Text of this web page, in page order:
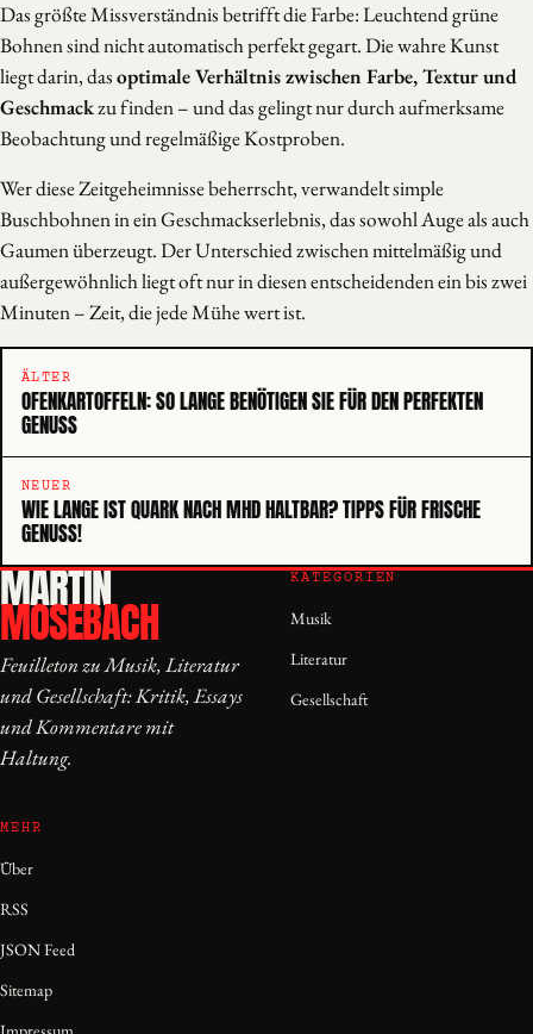
Das größte Missverständnis betrifft die Farbe: Leuchtend grüne
Bohnen sind nicht automatisch perfekt gegart. Die wahre Kunst
liegt darin, dasoptimale Verhältnis zwischen Farbe, Textur und
Geschmackzu finden – und das gelingt nur durch aufmerksame
Beobachtung und regelmäßige Kostproben.
Wer diese Zeitgeheimnisse beherrscht, verwandelt simple
Buschbohnen in ein Geschmackserlebnis, das sowohl Auge als auch
Gaumen überzeugt. Der Unterschied zwischen mittelmäßig und
außergewöhnlich liegt oft nur in diesen entscheidenden ein bis zwei
Minuten – Zeit, die jede Mühe wert ist.
ÄLTER
OFENKARTOFFELN: SO LANGE BENÖTIGEN SIE FÜR DEN PERFEKTEN
GENUSS
NEUER
WIE LANGE IST QUARK NACH MHD HALTBAR? TIPPS FÜR FRISCHE
GENUSS!
MARTIN
MOSEBACH
Feuilleton zu Musik, Literatur
und Gesellschaft: Kritik, Essays
und Kommentare mit
Haltung.
KATEGORIEN
Musik
Literatur
Gesellschaft
MEHR
Über
RSS
JSON Feed
Sitemap